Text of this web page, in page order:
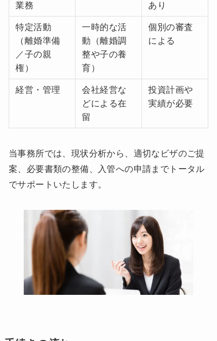
業務
あり
特定活動
（離婚準備
／子の親
権）
一時的な活
動（離婚調
整や子の養
育）
個別の審査
による
経営・管理
会社経営な
どによる在
留
投資計画や
実績が必要
当事務所では、現状分析から、適切なビザのご提
案、必要書類の整備、入管への申請までトータル
でサポートいたします。